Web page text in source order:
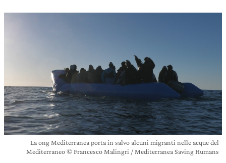
La ong Mediterranea porta in salvo alcuni migranti nelle acque del
Mediterraneo © Francesco Malingri / Mediterranea Saving Humans